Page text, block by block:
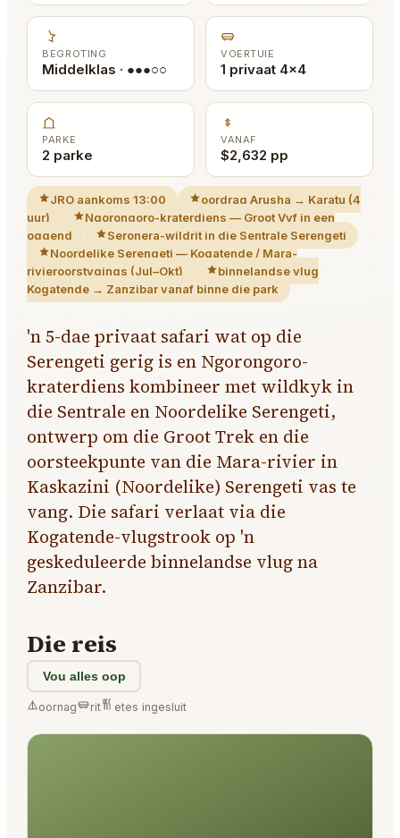
BEGROTING
Middelklas · ●●●○○
VOERTUIE
1 privaat 4x4
PARKE
2 parke
VANAF
$2,632 pp
JRO aankoms 13:00
oordrag Arusha → Karatu (4
uur)
Ngorongoro-kraterdiens — Groot Vyf in een
oggend
Seronera-wildrit in die Sentrale Serengeti
Noordelike Serengeti — Kogatende / Mara-
rivieroorstygings (Jul–Okt)
binnelandse vlug
Kogatende → Zanzibar vanaf binne die park
'n 5-dae privaat safari wat op die
Serengeti gerig is en Ngorongoro-
kraterdiens kombineer met wildkyk in
die Sentrale en Noordelike Serengeti,
ontwerp om die Groot Trek en die
oorsteekpunte van die Mara-rivier in
Kaskazini (Noordelike) Serengeti vas te
vang. Die safari verlaat via die
Kogatende-vlugstrook op 'n
geskeduleerde binnelandse vlug na
Zanzibar.
Die reis
Vou alles oop
oornag rit etes ingesluit